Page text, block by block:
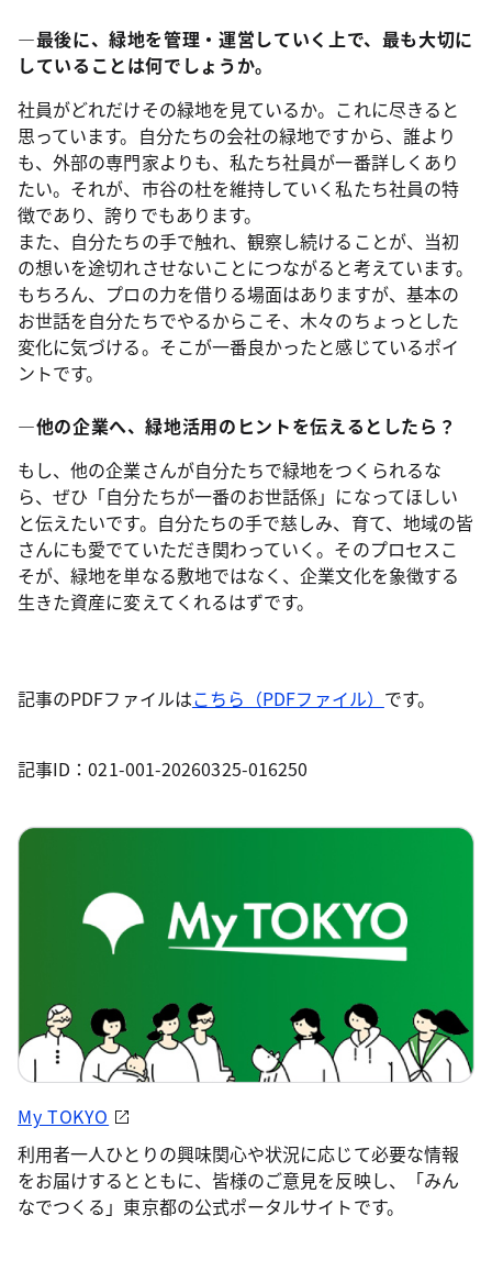
―最後に、緑地を管理・運営していく上で、最も大切に
していることは何でしょうか。
社員がどれだけその緑地を見ているか。これに尽きると
思っています。自分たちの会社の緑地ですから、誰より
も、外部の専門家よりも、私たち社員が一番詳しくあり
たい。それが、市谷の杜を維持していく私たち社員の特
徴であり、誇りでもあります。
また、自分たちの手で触れ、観察し続けることが、当初
の想いを途切れさせないことにつながると考えています。
もちろん、プロの力を借りる場面はありますが、基本の
お世話を自分たちでやるからこそ、木々のちょっとした
変化に気づける。そこが一番良かったと感じているポイ
ントです。
―他の企業へ、緑地活用のヒントを伝えるとしたら？
もし、他の企業さんが自分たちで緑地をつくられるな
ら、ぜひ「自分たちが一番のお世話係」になってほしい
と伝えたいです。自分たちの手で慈しみ、育て、地域の皆
さんにも愛でていただき関わっていく。そのプロセスこ
そが、緑地を単なる敷地ではなく、企業文化を象徴する
生きた資産に変えてくれるはずです。
記事のPDFファイルはこちら（PDFファイル） です。
記事ID：021-001-20260325-016250
My TOKYO
利用者一人ひとりの興味関心や状況に応じて必要な情報
をお届けするとともに、皆様のご意見を反映し、「みん
なでつくる」東京都の公式ポータルサイトです。